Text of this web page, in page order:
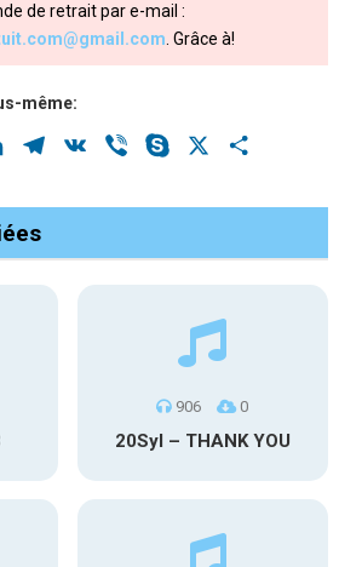
de retrait par e-mail :
. Grâce à!
même:
LinkedInTelegram
VK Viber Skype
906 0
20Syl – THANK YOU